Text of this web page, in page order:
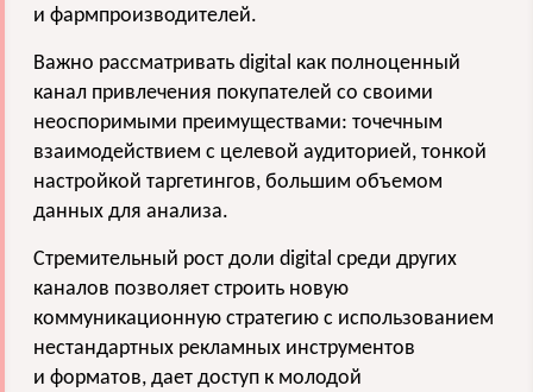
и фармпроизводителей.
Важно рассматривать digital как полноценный
канал привлечения покупателей со своими
неоспоримыми преимуществами: точечным
взаимодействием с целевой аудиторией, тонкой
настройкой таргетингов, большим объемом
данных для анализа.
Стремительный рост доли digital среди других
каналов позволяет строить новую
коммуникационную стратегию с использованием
нестандартных рекламных инструментов
и форматов, дает доступ к молодой